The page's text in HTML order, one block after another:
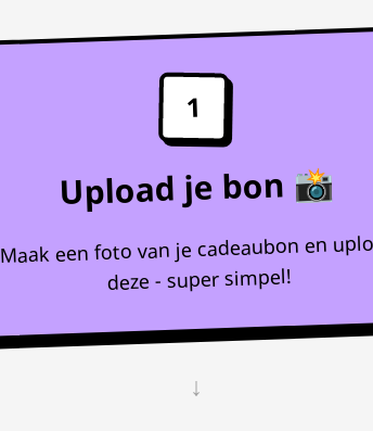
1
Upload je bon 📸
Maak een foto van je cadeaubon en
deze - super simpel!
↓